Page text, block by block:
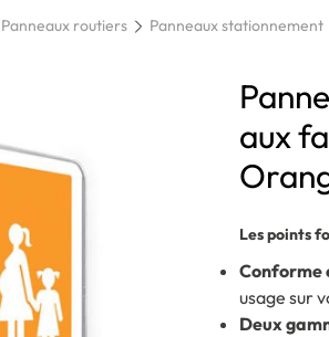
Panneaux routiers Panneaux stationnement
aux
Les points
Conforme
usage sur
Deux